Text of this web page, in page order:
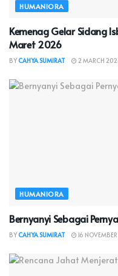
HUMANIORA
Kemenag Gelar Sidang
Maret 2026
BYCAHYA SUMIRAT 2 MARCH
HUMANIORA
Bernyanyi Sebagai
BYCAHYA SUMIRAT 16